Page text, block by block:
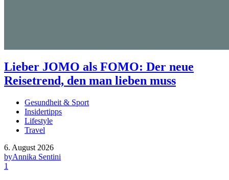
Lieber JOMO als FOMO: Der neue
Reisetrend, den man lieben muss
Gesundheit & Sport
Insidertipps
Lifestyle
Travel
6. August 2026
byAnnika Sentini
1